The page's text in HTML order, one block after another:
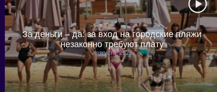
За деньги – да: за вход на городские пляжи
незаконно требуют плату
7 августа, 2026